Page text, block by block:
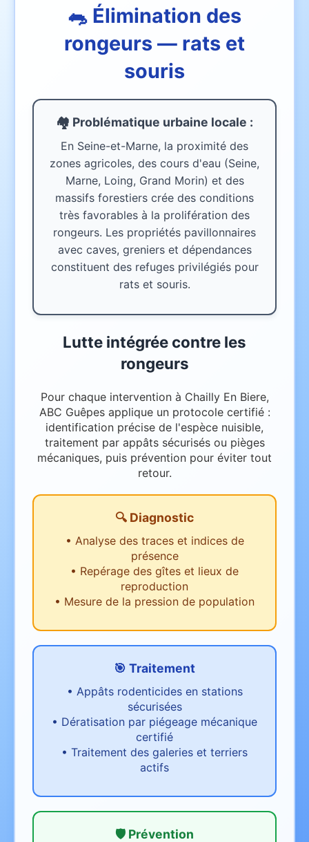
🐀 Élimination des
rongeurs — rats et
souris
🏘️ Problématique urbaine locale :
En Seine-et-Marne, la proximité des
zones agricoles, des cours d'eau (Seine,
Marne, Loing, Grand Morin) et des
massifs forestiers crée des conditions
très favorables à la prolifération des
rongeurs. Les propriétés pavillonnaires
avec caves, greniers et dépendances
constituent des refuges privilégiés pour
rats et souris.
Lutte intégrée contre les
rongeurs
Pour chaque intervention à Chailly En Biere,
ABC Guêpes applique un protocole certifié :
identification précise de l'espèce nuisible,
traitement par appâts sécurisés ou pièges
mécaniques, puis prévention pour éviter tout
retour.
🔍 Diagnostic
• Analyse des traces et indices de
présence
• Repérage des gîtes et lieux de
reproduction
• Mesure de la pression de population
🎯 Traitement
• Appâts rodenticides en stations
sécurisées
• Dératisation par piégeage mécanique
certifié
• Traitement des galeries et terriers
actifs
🛡️ Prévention